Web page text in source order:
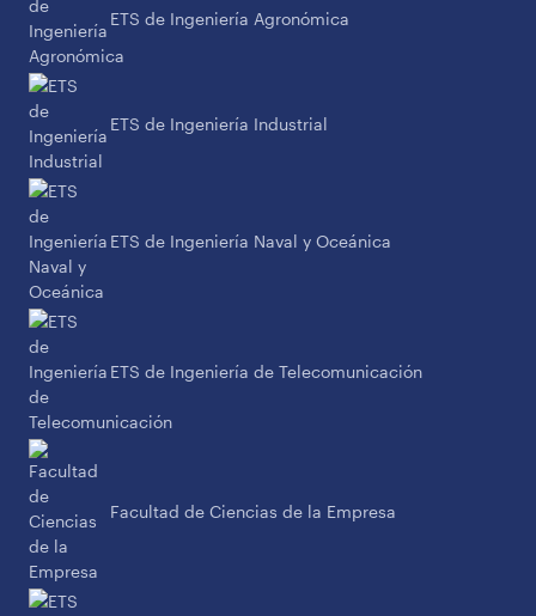
ETS de Ingeniería Agronómica
ETS de Ingeniería Industrial
ETS de Ingeniería Naval y Oceánica
ETS de Ingeniería de Telecomunicación
Facultad de Ciencias de la Empresa